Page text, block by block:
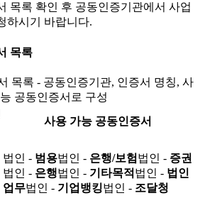
목록 확인 후 공동인증기관에서 사업
하시기 바랍니다.
목록
목록 - 공동인증기관, 인증서 명칭, 사
공동인증서로 구성
사용 가능 공동인증서
법인 - 범용법인 - 은행/보험 법인 - 증권
법인 - 은행법인 - 기타목적 법인 - 법인
업무법인 - 기업뱅킹법인 - 조달청